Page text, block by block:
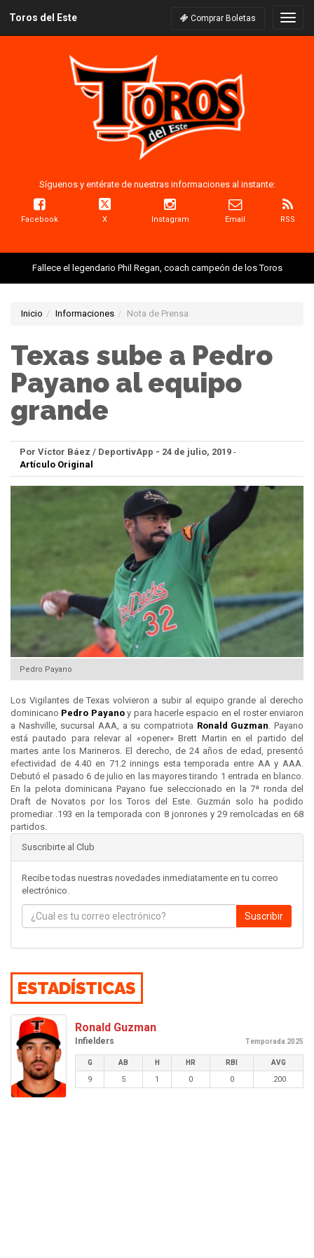
Toros del Este Comprar Boletas
Síguenos y entérate de nuestras informaciones al instante:
Facebook X Instagram Email RSS
Fallece el legendario Phil Regan, coach campeón de los Toros
Inicio Informaciones Nota de Prensa
Texas sube a Pedro
Payano al equipo
grande
Por Víctor Báez / DeportivApp - 24 de julio, 2019 -
Artículo Original
Pedro Payano
Los Vigilantes de Texas volvieron a subir al equipo grande al derecho
dominicano Pedro Payanoy para hacerle espacio en el roster enviaron
a Nashville, sucursal AAA, a su compatriota Ronald Guzman . Payano
está pautado para relevar al «opener» Brett Martin en el partido del
martes ante los Marineros. El derecho, de 24 años de edad, presentó
efectividad de 4.40 en 71.2 innings esta temporada entre AA y AAA.
Debutó el pasado 6 de julio en las mayores tirando 1 entrada en blanco.
En la pelota dominicana Payano fue seleccionado en la 7ª ronda del
Draft de Novatos por los Toros del Este. Guzmán solo ha podido
promediar .193 en la temporada con 8 jonrones y 29 remolcadas en 68
partidos.
Suscribirte al Club
Recibe todas nuestras novedades inmediatamente en tu correo
electrónico.
Suscribir
ESTADÍSTICAS
Ronald Guzman
Infielders Temporada 2025
G AB H HR RBI AVG
9 5 1 0 0 .200